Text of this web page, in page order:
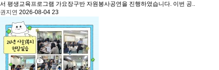
서 평생교육프로그램 가요장구반 자원봉사공연을 진행하였습니다. 이번 공..
권지연 2026-08-04 23